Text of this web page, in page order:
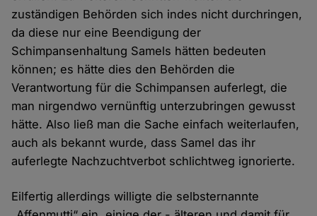
zuständigen Behörden sich indes nicht durchringen,
da diese nur eine Beendigung der
Schimpansenhaltung Samels hätten bedeuten
können; es hätte dies den Behörden die
Verantwortung für die Schimpansen auferlegt, die
man nirgendwo vernünftig unterzubringen gewusst
hätte. Also ließ man die Sache einfach weiterlaufen,
auch als bekannt wurde, dass Samel das ihr
auferlegte Nachzuchtverbot schlichtweg ignorierte.
Eilfertig allerdings willigte die selbsternannte